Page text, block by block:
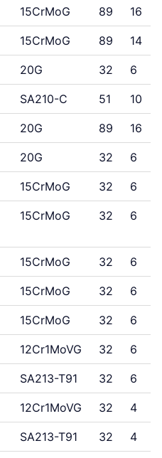
15CrMoG 89 16
15CrMoG 89 14
20G 32 6
SA210-C 51 10
20G 89 16
20G 32 6
15CrMoG 32 6
15CrMoG 32 6
15CrMoG 32 6
15CrMoG 32 6
15CrMoG 32 6
12Cr1MoVG 32 6
SA213-T91 32 6
12Cr1MoVG 32 4
SA213-T91 32 4